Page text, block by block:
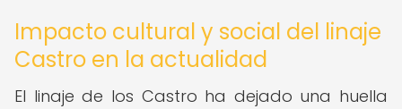
Impacto cultural y social del linaje
Castro en la actualidad
El linaje de los Castro ha dejado una huella